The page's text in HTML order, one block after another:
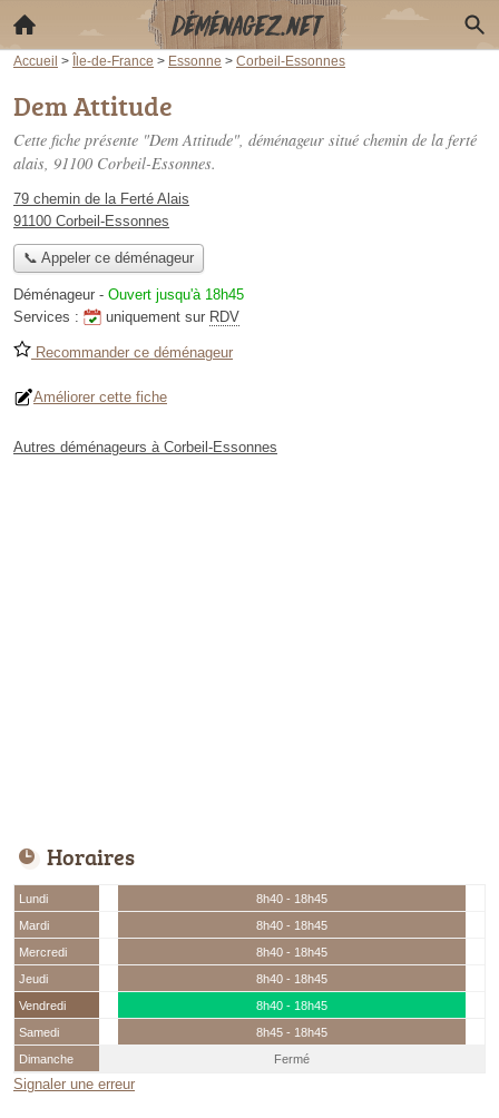
Accueil > Île-de-France > Essonne > Corbeil-Essonnes
Dem Attitude
Cette fiche présente "Dem Attitude", déménageur situé chemin de la ferté
alais, 91100 Corbeil-Essonnes.
79 chemin de la Ferté Alais
91100 Corbeil-Essonnes
📞 Appeler ce déménageur
Déménageur - Ouvert jusqu'à 18h45
Services :
uniquement sur RDV
Recommander ce déménageur
Améliorer cette fiche
Autres déménageurs à Corbeil-Essonnes
Horaires
Lundi
8h40 - 18h45
Mardi
8h40 - 18h45
Mercredi
8h40 - 18h45
Jeudi
8h40 - 18h45
Vendredi
8h40 - 18h45
Samedi
8h45 - 18h45
Dimanche
Fermé
Signaler une erreur